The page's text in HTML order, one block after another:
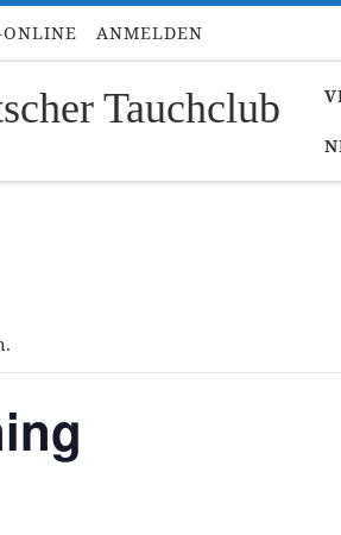
ONLINE ANMELDEN
Tauchclub